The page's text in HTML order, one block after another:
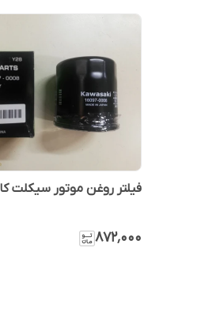
فیلتر روغن موتور سیکلت
۸۷۲٬۰۰۰